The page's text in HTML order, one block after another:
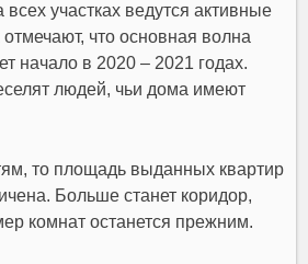
участках ведутся активные
что основная волна
начало в 2020 – 2021 годах.
людей, чьи дома имеют
то площадь выданных квартир
Больше станет коридор,
комнат останется прежним.